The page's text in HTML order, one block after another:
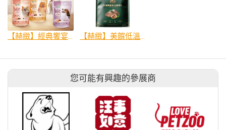
【赫緻】經典饗宴鮮肉糧 【赫緻】美饌低溫風乾糧(美饌嫩雞佐頂級鴨肝)
您可能有興趣的參展商